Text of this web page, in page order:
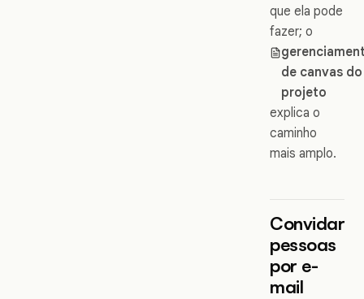
que ela pode
fazer; o
de canvas do
projeto
explica o
caminho
mais amplo.
Convidar
pessoas
por e-
mail